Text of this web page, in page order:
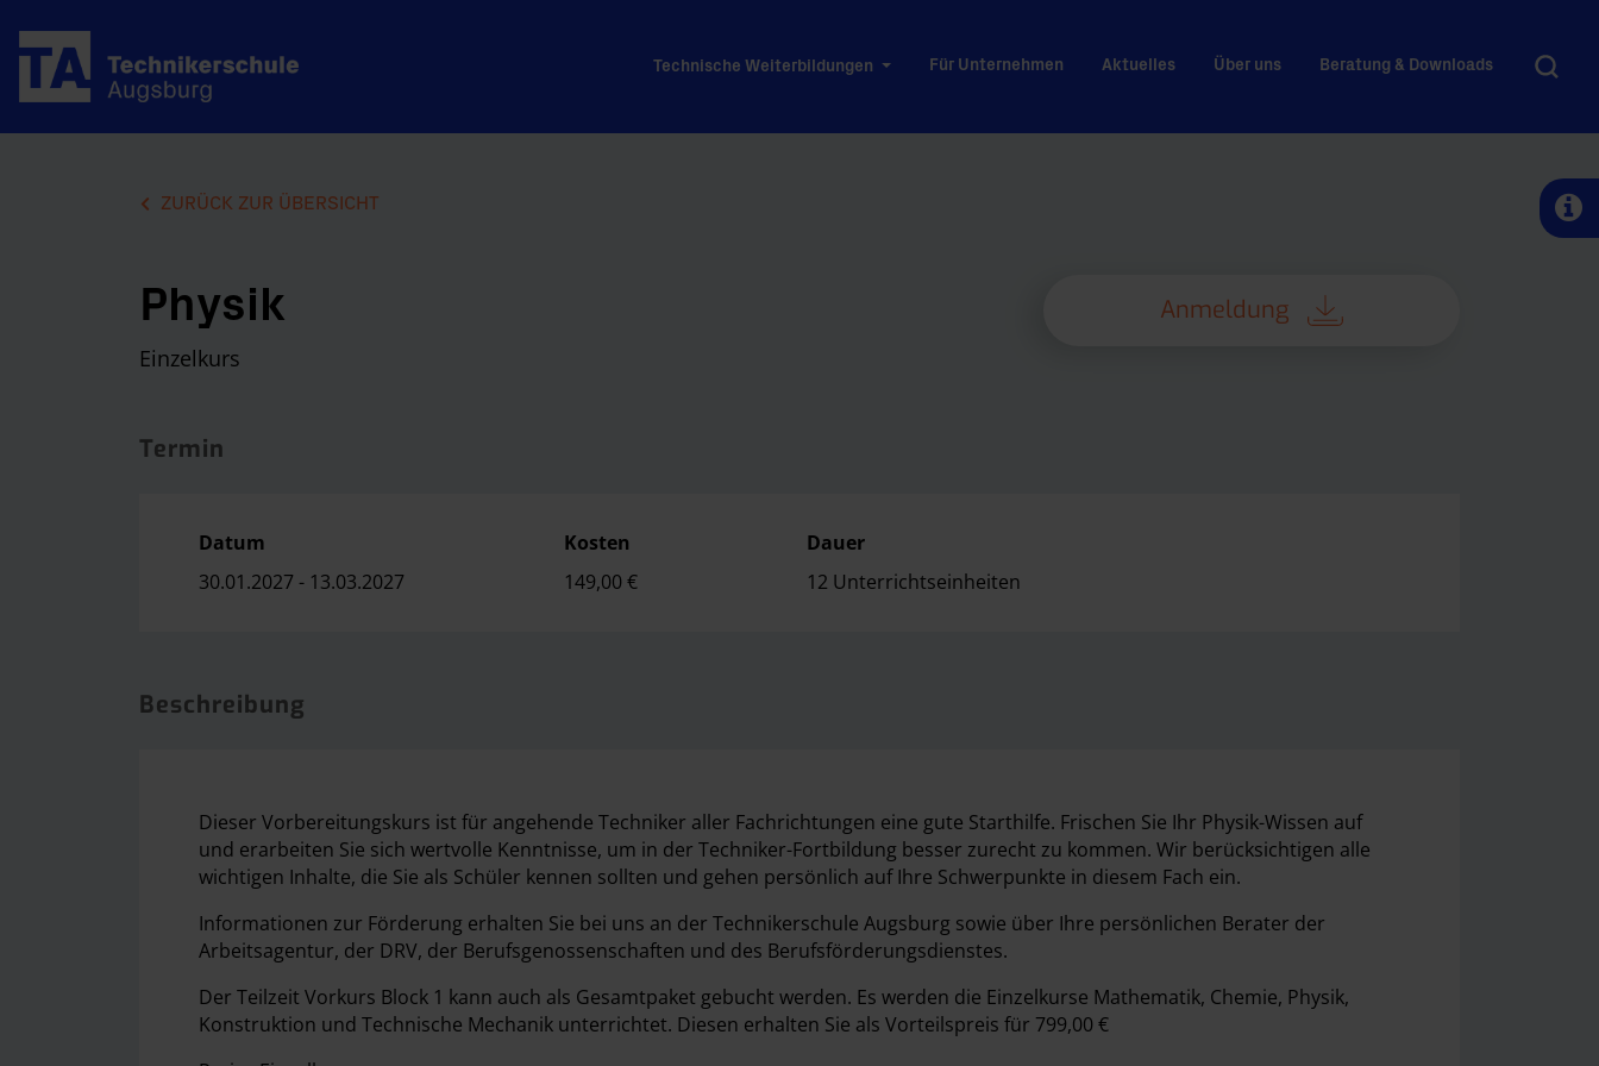
Technische Weiterbildungen Für Unternehmen Aktuelles Über uns Beratung & Downloads
ZURÜCK ZUR ÜBERSICHT
Physik
Einzelkurs
Anmeldung
Termin
Datum Kosten
Dauer
30.01.2027 - 13.03.2027
149,00 € 12 Unterrichtseinheiten
Beschreibung
Dieser Vorbereitungskurs ist für angehende Techniker aller Fachrichtungen eine gute Starthilfe. Frischen Sie Ihr Physik-Wissen auf
und erarbeiten Sie sich wertvolle Kenntnisse, um in der Techniker-Fortbildung besser zurecht zu kommen. Wir berücksichtigen alle
wichtigen Inhalte, die Sie als Schüler kennen sollten und gehen persönlich auf Ihre Schwerpunkte in diesem Fach ein.
Informationen zur Förderung erhalten Sie bei uns an der Technikerschule Augsburg sowie über Ihre persönlichen Berater der
Arbeitsagentur, der DRV, der Berufsgenossenschaften und des Berufsförderungsdienstes.
Der Teilzeit Vorkurs Block 1 kann auch als Gesamtpaket gebucht werden. Es werden die Einzelkurse Mathematik, Chemie, Physik,
Konstruktion und Technische Mechanik unterrichtet. Diesen erhalten Sie als Vorteilspreis für 799,00 €